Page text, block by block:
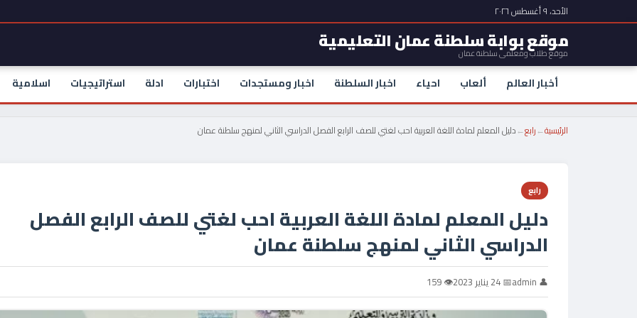
الأحد، ٩ أغسطس ٢٠٢٦
موقع بوابة سلطنة عمان التعليمية
موقع طلاب ومعلمي سلطنة عمان
أخبار العالم ألعاب احياء اخبار السلطنة اخبار ومستجدات اختبارات ادلة استراتيجيات اسلامية
الرئيسية←رابع←دليل المعلم لمادة اللغة العربية احب لغتي للصف الرابع الفصل الدراسي الثاني لمنهج سلطنة عمان
رابع
دليل المعلم لمادة اللغة العربية احب لغتي للصف الرابع الفصل
الدراسي الثاني لمنهج سلطنة عمان
👤 admin 📅 24 يناير 2023 👁 159